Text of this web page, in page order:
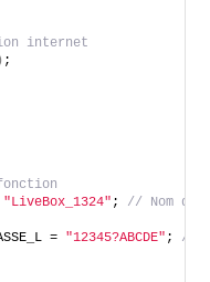
internet
;
"LiveBox_1324" ; // Nom du
= "12345?ABCDE" ; //